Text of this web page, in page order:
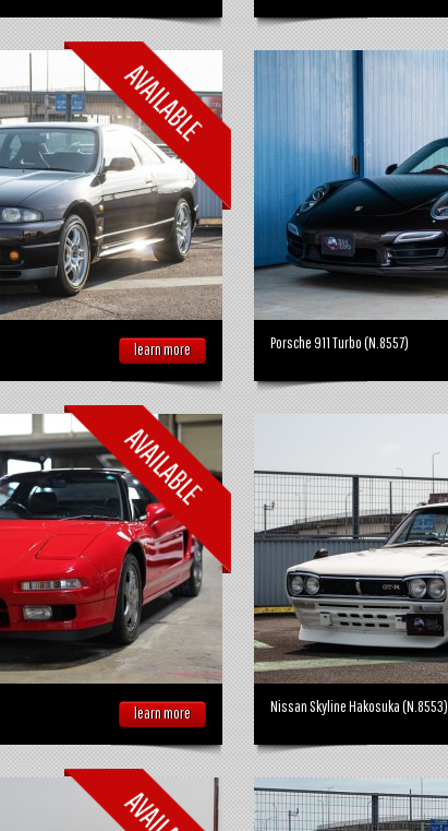
learn more Porsche 911 Turbo (N.8557)
learn more Nissan Skyline Hakosuka (N.8553)